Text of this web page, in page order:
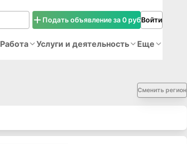
Подать объявление за 0 рубВойти
Работа Услуги и деятельность Еще
Сменить регион